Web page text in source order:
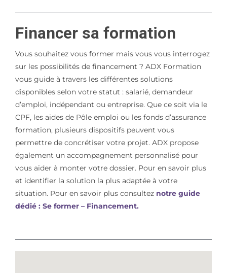
Financer sa formation
Vous souhaitez vous former mais vous vous interrogez
sur les possibilités de financement ? ADX Formation
vous guide à travers les différentes solutions
disponibles selon votre statut : salarié, demandeur
d’emploi, indépendant ou entreprise. Que ce soit via le
CPF, les aides de Pôle emploi ou les fonds d’assurance
formation, plusieurs dispositifs peuvent vous
permettre de concrétiser votre projet. ADX propose
également un accompagnement personnalisé pour
vous aider à monter votre dossier. Pour en savoir plus
et identifier la solution la plus adaptée à votre
situation. Pour en savoir plus consulteznotre guide
dédié : Se former – Financement.